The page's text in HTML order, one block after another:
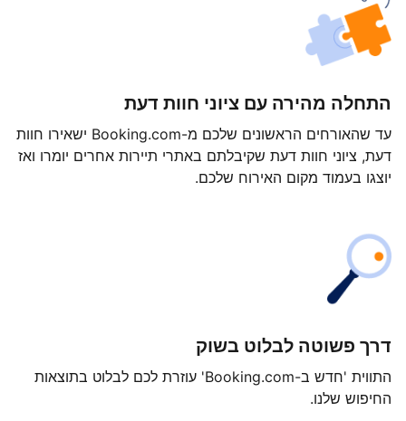
התחלה מהירה עם ציוני חוות דעת
עד שהאורחים הראשונים שלכם מ-Booking.com ישאירו חוות
דעת, ציוני חוות דעת שקיבלתם באתרי תיירות אחרים יומרו ואז
יוצגו בעמוד מקום האירוח שלכם.
דרך פשוטה לבלוט בשוק
התווית 'חדש ב-Booking.com' עוזרת לכם לבלוט בתוצאות
החיפוש שלנו.